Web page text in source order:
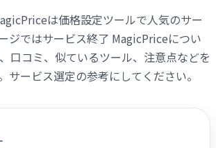
は価格設定ツールで人気のサー
ジではサービス終了 MagicPriceについ
口コミ、似ているツール、注意点などを
サービス選定の参考にしてください。